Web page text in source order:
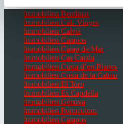
Immobilien Bendinat
Immobilien Cala Vinyes
Immobilien Calvià
Immobilien Campos
Immobilien Camp de Mar
Immobilien Cas Catala
Immobilien Costa d’en Blanes
Immobilien Costa de la Calma
Immobilien El Toro
Immobilien Es Capdella
Immobilien Génova
Immobilien Portocolom
Immobilien Campos